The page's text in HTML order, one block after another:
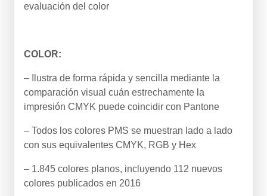
evaluación del color
COLOR:
– Ilustra de forma rápida y sencilla mediante la
comparación visual cuán estrechamente la
impresión CMYK puede coincidir con Pantone
– Todos los colores PMS se muestran lado a lado
con sus equivalentes CMYK, RGB y Hex
– 1.845 colores planos, incluyendo 112 nuevos
colores publicados en 2016